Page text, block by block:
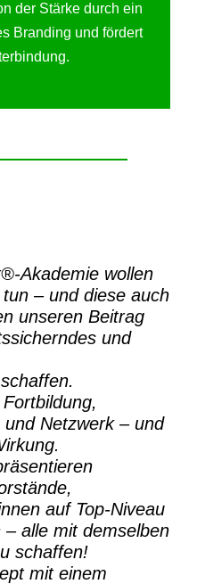
der Stärke durch ein
Branding und fördert
Akademiewollen
– und diese auch
unseren Beitrag
und
Netzwerk – und
auf Top-Niveau
alle mit demselben
schaffen!
mit einem